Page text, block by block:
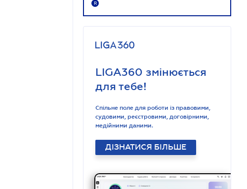
R
LIGA360 змінюється
для тебе!
Спільне поле для роботи із правовими,
судовими, реєстровими, договірними,
медійними даними.
ДІЗНАТИСЯ БІЛЬШЕ